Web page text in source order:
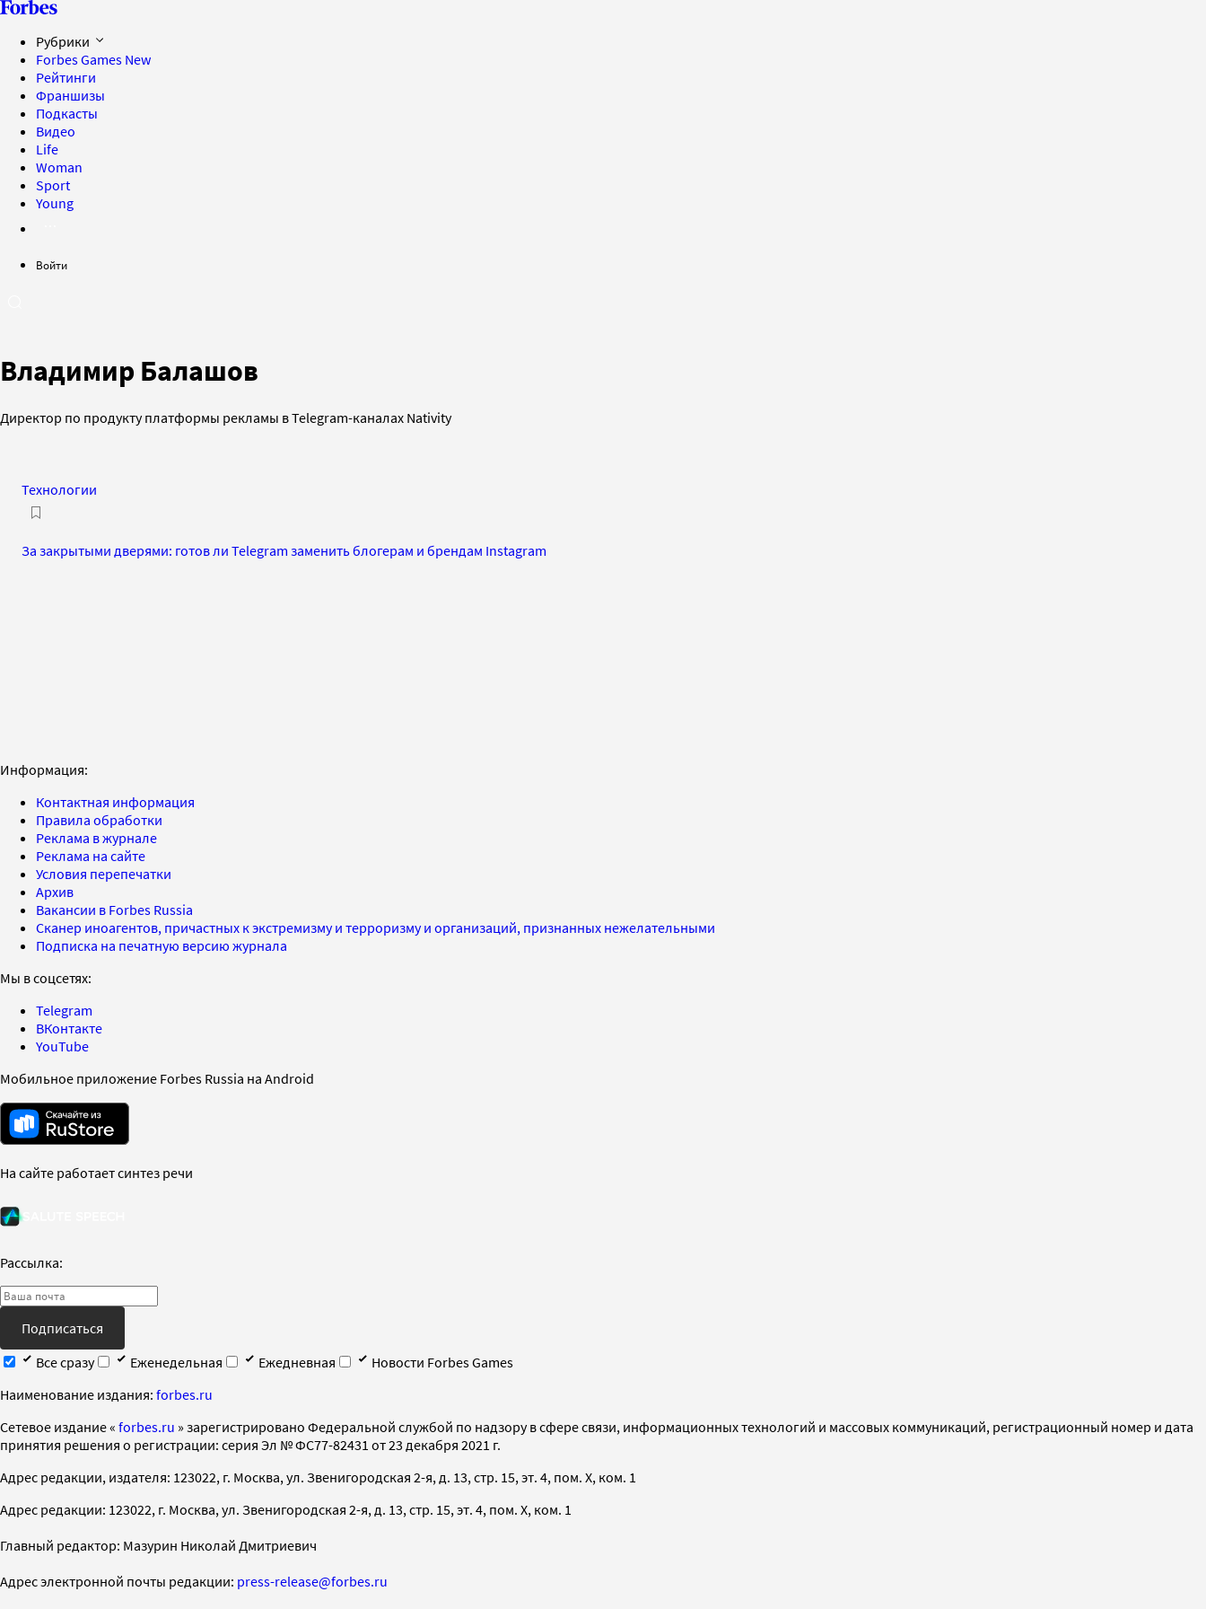
Рубрики
Forbes Games New
Рейтинги
Франшизы
Подкасты
Видео
Life
Woman
Sport
Young
Войти
Владимир Балашов
Директор по продукту платформы рекламы в Telegram-каналах Nativity
Технологии
За закрытыми дверями: готов ли Telegram заменить блогерам и брендам Instagram
Информация:
Контактная информация
Правила обработки
Реклама в журнале
Реклама на сайте
Условия перепечатки
Архив
Вакансии в Forbes Russia
Сканер иноагентов, причастных к экстремизму и терроризму и организаций, признанных нежелательными
Подписка на печатную версию журнала
Мы в соцсетях:
Telegram
ВКонтакте
YouTube
Мобильное приложение Forbes Russia на Android
На сайте работает синтез речи
Рассылка:
Подписаться
Все сразу
Еженедельная Ежедневная
Новости Forbes Games
Наименование издания: forbes.ru
Cетевое издание « forbes.ru » зарегистрировано Федеральной службой по надзору в сфере связи, информационных технологий и массовых коммуникаций, регистрационный номер и дата
принятия решения о регистрации: серия Эл № ФС77-82431 от 23 декабря 2021 г.
Адрес редакции, издателя: 123022, г. Москва, ул. Звенигородская 2-я, д. 13, стр. 15, эт. 4, пом. X, ком. 1
Адрес редакции: 123022, г. Москва, ул. Звенигородская 2-я, д. 13, стр. 15, эт. 4, пом. X, ком. 1
Главный редактор: Мазурин Николай Дмитриевич
Адрес электронной почты редакции: press-release@forbes.ru